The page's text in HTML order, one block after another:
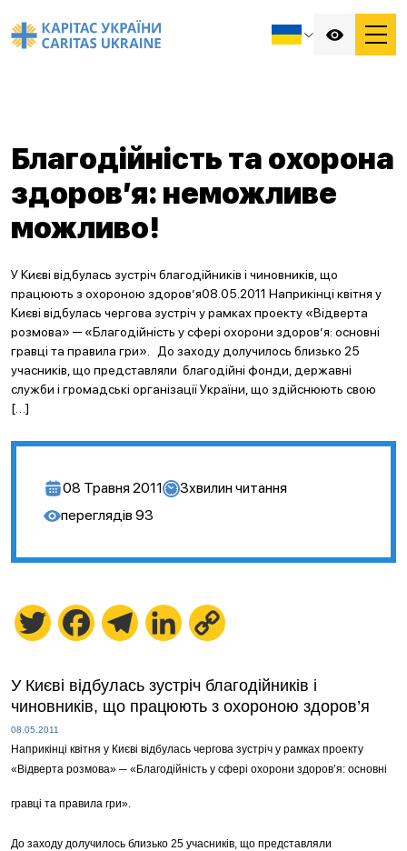
Благодійність та охорона
здоров’я: неможливе
можливо!
У Києві відбулась зустріч благодійників і чиновників, що
працюють з охороною здоров’я08.05.2011 Наприкінці квітня у
Києві відбулась чергова зустріч у рамках проекту «Відверта
розмова» ─ «Благодійність у сфері охорони здоров’я: основні
гравці та правила гри». До заходу долучилось близько 25
учасників, що представляли благодійні фонди, державні
служби і громадські організації України, що здійснюють свою
[…]
08 Травня 2011 3хвилин читання
переглядів 93
Twitter FacebookTelegramLinkedIn
У Києві відбулась зустріч благодійників і
чиновників, що працюють з охороною здоров’я
08.05.2011
Наприкінці квітня у Києві відбулась чергова зустріч у рамках проекту
«Відверта розмова» ─ «Благодійність у сфері охорони здоров’я: основні
гравці та правила гри».
До заходу долучилось близько 25 учасників, що представляли